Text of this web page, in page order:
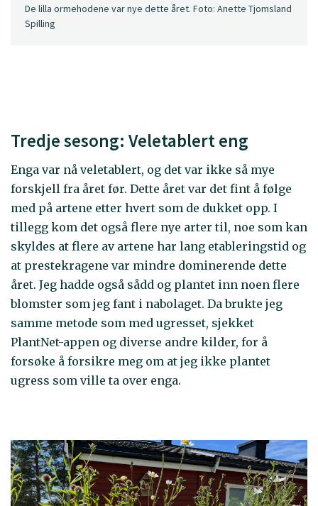
De lilla ormehodene var nye dette året. Foto: Anette Tjomsland
Spilling
Tredje sesong: Veletablert eng
Enga var nå veletablert, og det var ikke så mye
forskjell fra året før. Dette året var det fint å følge
med på artene etter hvert som de dukket opp. I
tillegg kom det også flere nye arter til, noe som kan
skyldes at flere av artene har lang etableringstid og
at prestekragene var mindre dominerende dette
året. Jeg hadde også sådd og plantet inn noen flere
blomster som jeg fant i nabolaget. Da brukte jeg
samme metode som med ugresset, sjekket
PlantNet-appen og diverse andre kilder, for å
forsøke å forsikre meg om at jeg ikke plantet
ugress som ville ta over enga.